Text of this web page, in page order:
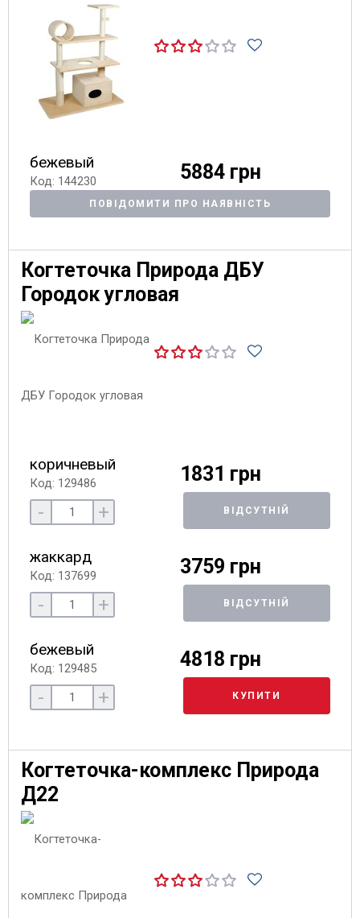
бежевый
Код: 144230 5884 грн
ПОВІДОМИТИ ПРО НАЯВНІСТЬ
Когтеточка Природа ДБУ
Городок угловая
коричневый
Код: 129486 1831 грн
- + ВІДСУТНІЙ
жаккард
Код: 137699 3759 грн
- + ВІДСУТНІЙ
бежевый
Код: 129485 4818 грн
- + КУПИТИ
Когтеточка-комплекс Природа
Д22